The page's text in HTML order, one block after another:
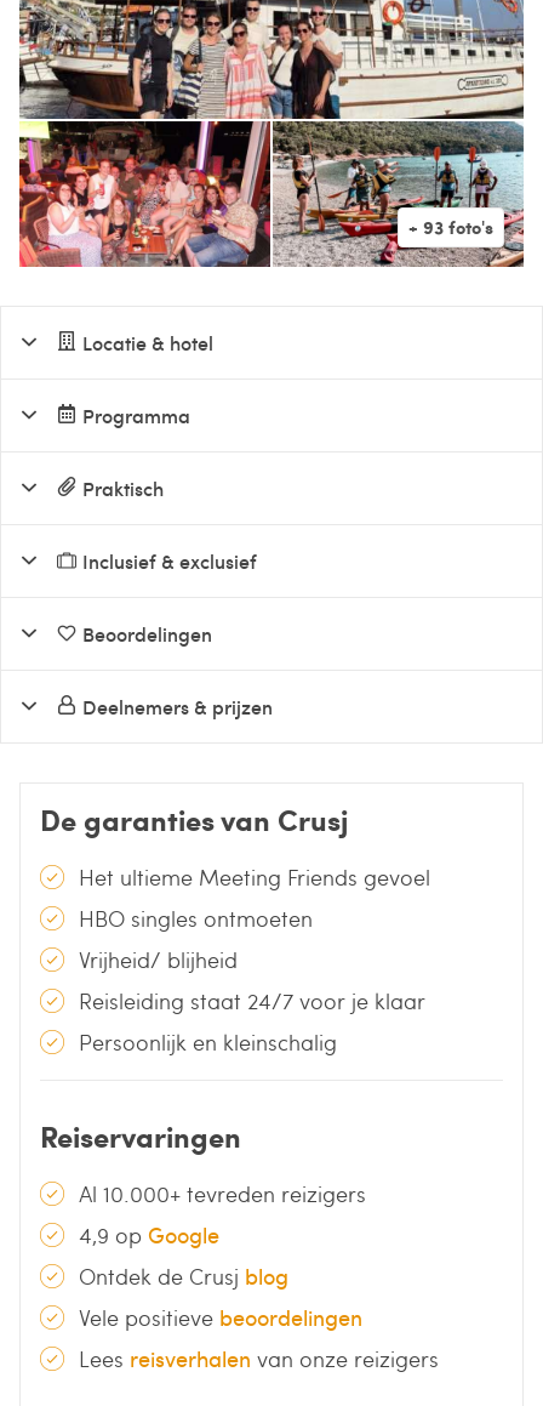
Locatie & hotel
Programma
Praktisch
Inclusief & exclusief
Beoordelingen
Deelnemers & prijzen
De garanties van Crusj
Het ultieme Meeting Friends gevoel
HBO singles ontmoeten
Vrijheid/ blijheid
Reisleiding staat 24/7 voor je klaar
Persoonlijk en kleinschalig
Reiservaringen
Al 10.000+ tevreden reizigers
4,9 op Google
Ontdek de Crusj blog
Vele positieve beoordelingen
Lees reisverhalen van onze reizigers